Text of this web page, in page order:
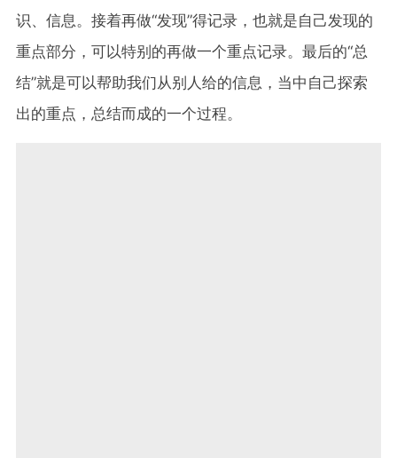
识、信息。接着再做“发现”得记录，也就是自己发现的
重点部分，可以特别的再做一个重点记录。最后的“总
结”就是可以帮助我们从别人给的信息，当中自己探索
出的重点，总结而成的一个过程。